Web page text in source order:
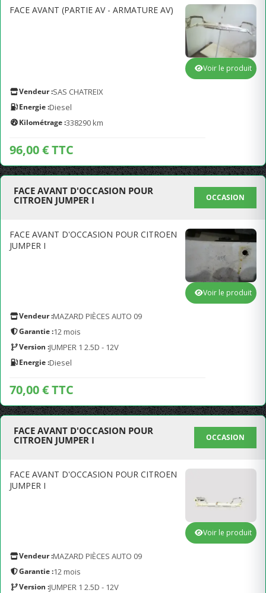
FACE AVANT (PARTIE AV - ARMATURE AV)
Vendeur :SAS CHATREIX
Energie :Diesel
Kilométrage :338290 km
96,00 € TTC
Voir le produit
FACE AVANT D'OCCASION POUR
CITROEN JUMPER I
OCCASION
FACE AVANT D'OCCASION POUR CITROEN
JUMPER I
Vendeur :MAZARD PIÈCES AUTO 09
Garantie :12 mois
Version :JUMPER 1 2.5D - 12V
Energie :Diesel
70,00 € TTC
Voir le produit
FACE AVANT D'OCCASION POUR
CITROEN JUMPER I
OCCASION
FACE AVANT D'OCCASION POUR CITROEN
JUMPER I
Vendeur :MAZARD PIÈCES AUTO 09
Garantie :12 mois
Version :JUMPER 1 2.5D - 12V
Voir le produit